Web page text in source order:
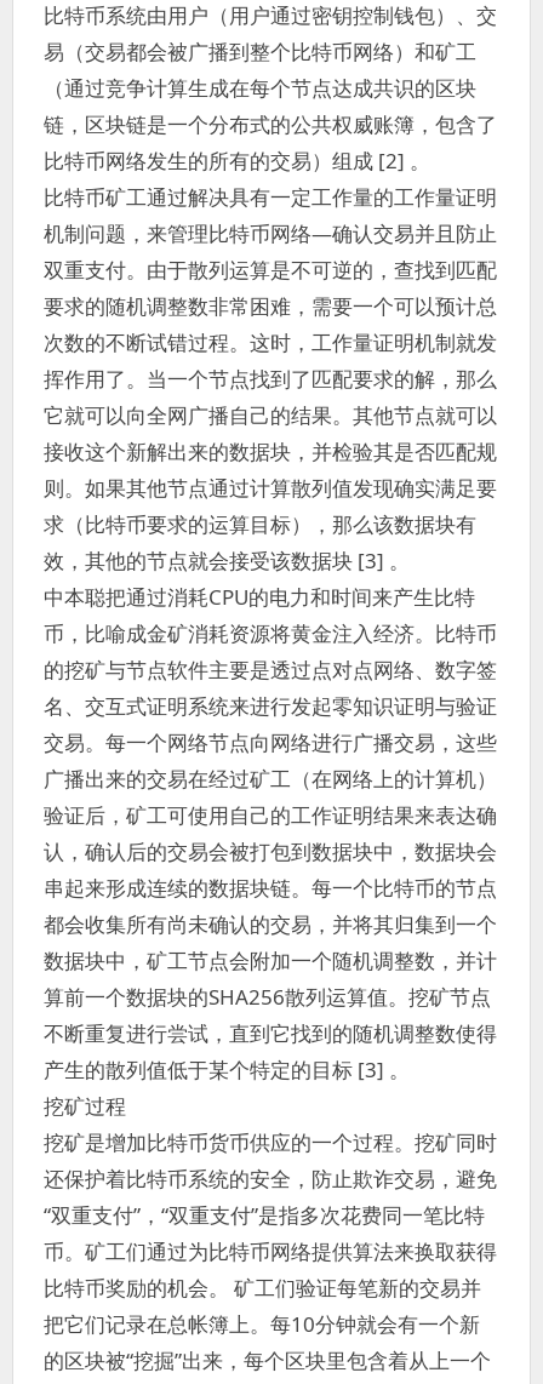
比特币系统由用户（用户通过密钥控制钱包）、交
易（交易都会被广播到整个比特币网络）和矿工
（通过竞争计算生成在每个节点达成共识的区块
链，区块链是一个分布式的公共权威账簿，包含了
比特币网络发生的所有的交易）组成 [2] 。
比特币矿工通过解决具有一定工作量的工作量证明
机制问题，来管理比特币网络—确认交易并且防止
双重支付。由于散列运算是不可逆的，查找到匹配
要求的随机调整数非常困难，需要一个可以预计总
次数的不断试错过程。这时，工作量证明机制就发
挥作用了。当一个节点找到了匹配要求的解，那么
它就可以向全网广播自己的结果。其他节点就可以
接收这个新解出来的数据块，并检验其是否匹配规
则。如果其他节点通过计算散列值发现确实满足要
求（比特币要求的运算目标），那么该数据块有
效，其他的节点就会接受该数据块 [3] 。
中本聪把通过消耗CPU的电力和时间来产生比特
币，比喻成金矿消耗资源将黄金注入经济。比特币
的挖矿与节点软件主要是透过点对点网络、数字签
名、交互式证明系统来进行发起零知识证明与验证
交易。每一个网络节点向网络进行广播交易，这些
广播出来的交易在经过矿工（在网络上的计算机）
验证后，矿工可使用自己的工作证明结果来表达确
认，确认后的交易会被打包到数据块中，数据块会
串起来形成连续的数据块链。每一个比特币的节点
都会收集所有尚未确认的交易，并将其归集到一个
数据块中，矿工节点会附加一个随机调整数，并计
算前一个数据块的SHA256散列运算值。挖矿节点
不断重复进行尝试，直到它找到的随机调整数使得
产生的散列值低于某个特定的目标 [3] 。
挖矿过程
挖矿是增加比特币货币供应的一个过程。挖矿同时
还保护着比特币系统的安全，防止欺诈交易，避免
“双重支付”，“双重支付”是指多次花费同一笔比特
币。矿工们通过为比特币网络提供算法来换取获得
比特币奖励的机会。 矿工们验证每笔新的交易并
把它们记录在总帐簿上。每10分钟就会有一个新
的区块被“挖掘”出来，每个区块里包含着从上一个